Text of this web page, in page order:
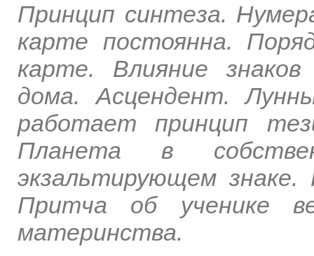
Принцип синтеза.
карте постоянна.
карте. Влияние знаков
дома. Асцендент.
работает принцип
Планета в
экзальтирующем
Притча об ученике
материнства.